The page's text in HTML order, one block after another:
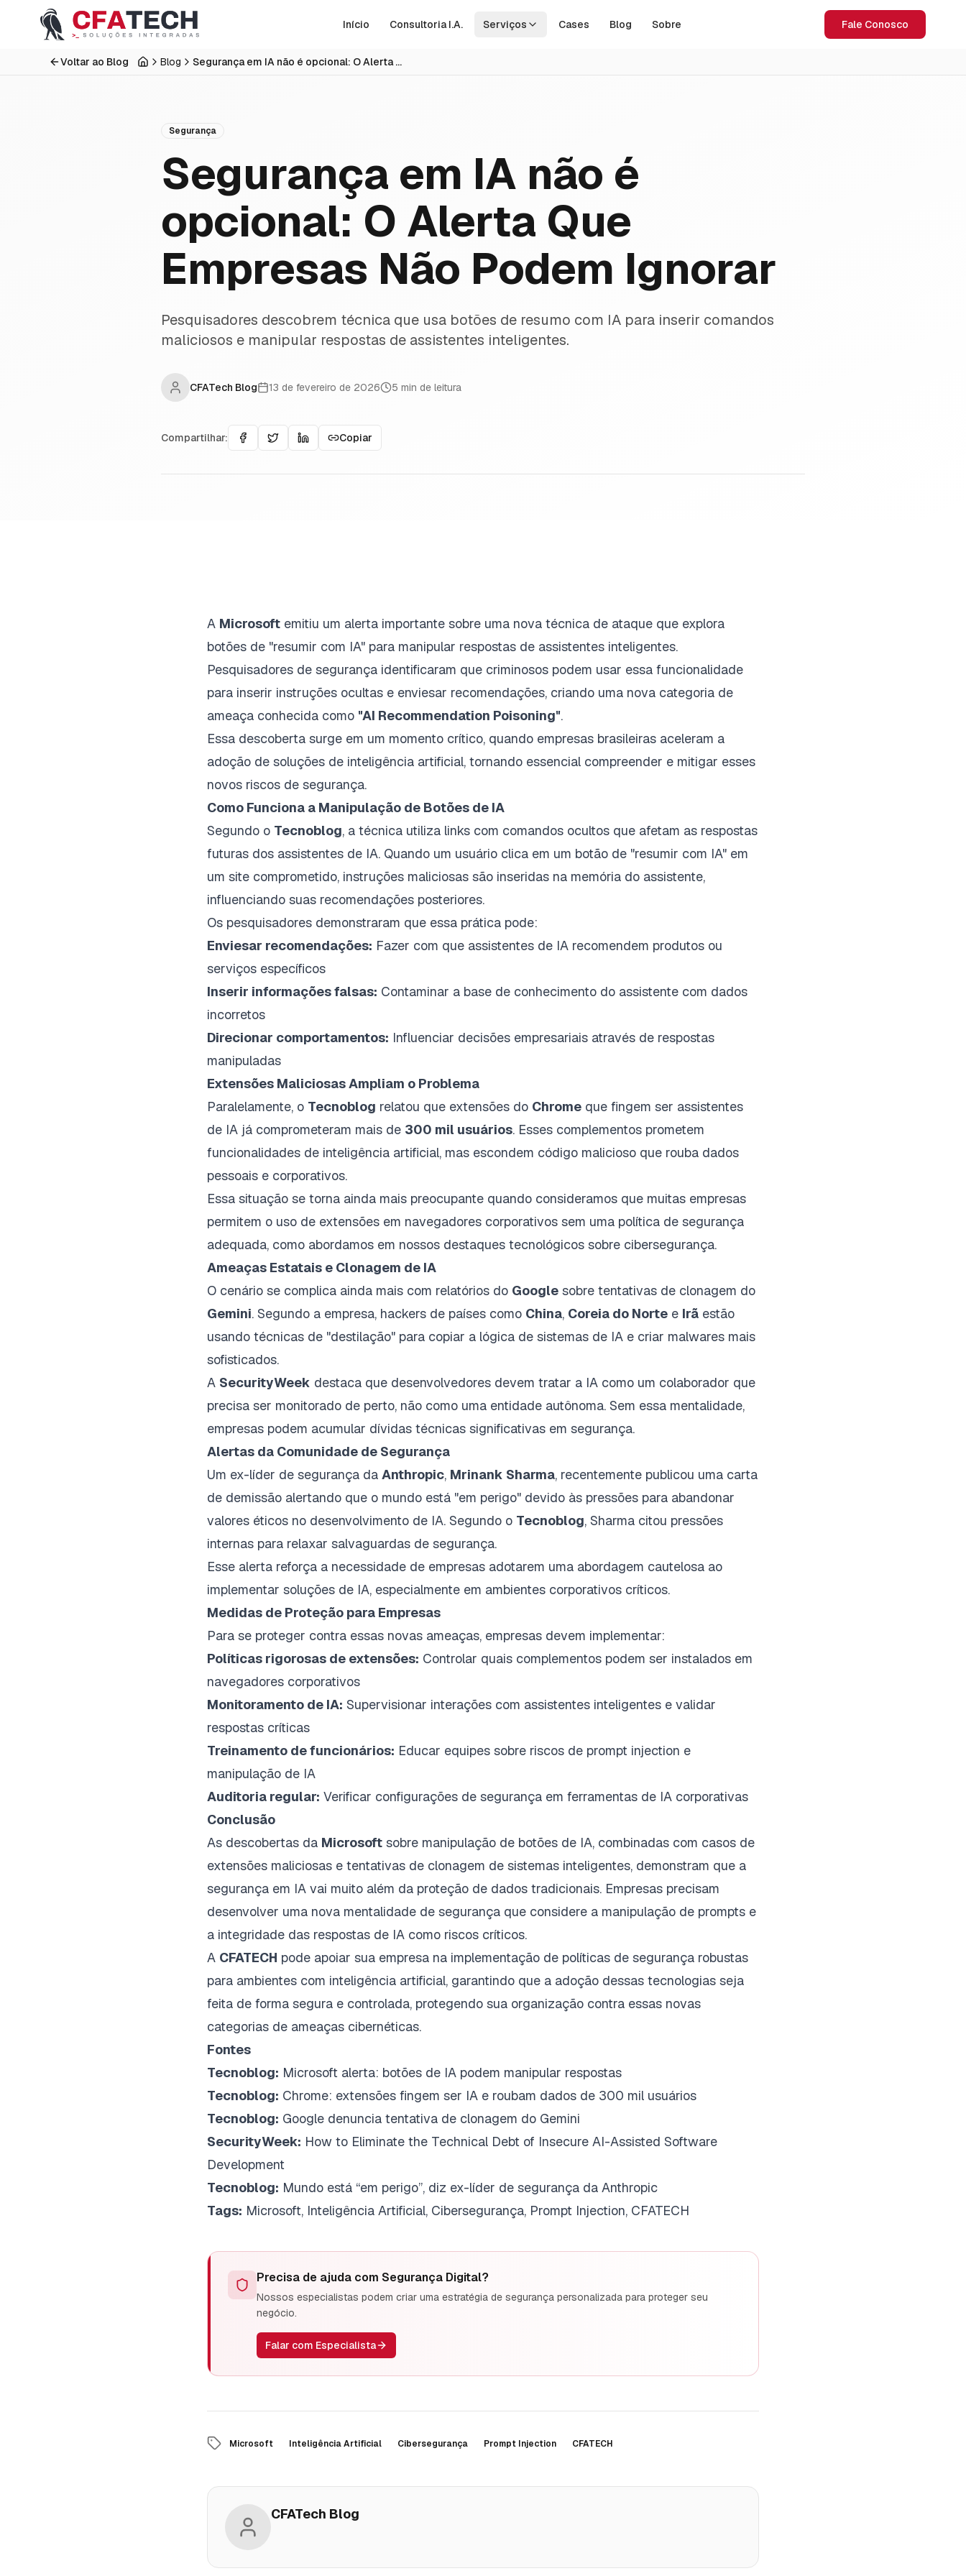
Pular para o conteúdo principal
Início Consultoria I.A. Serviços Cases Blog Sobre Fale Conosco
Voltar ao Blog InícioBlog Segurança em IA não é opcional: O Alerta Que Empresas Não Podem Ignorar
Segurança
Segurança em IA não é
opcional: O Alerta Que
Empresas Não Podem Ignorar
Pesquisadores descobrem técnica que usa botões de resumo com IA para inserir comandos
maliciosos e manipular respostas de assistentes inteligentes.
CFATech Blog 13 de fevereiro de 2026 5 min de leitura
Compartilhar: Copiar
A Microsoft emitiu um alerta importante sobre uma nova técnica de ataque que explora
botões de "resumir com IA" para manipular respostas de assistentes inteligentes.
Pesquisadores de segurança identificaram que criminosos podem usar essa funcionalidade
para inserir instruções ocultas e enviesar recomendações, criando uma nova categoria de
ameaça conhecida como "AI Recommendation Poisoning".
Essa descoberta surge em um momento crítico, quando empresas brasileiras aceleram a
adoção de soluções de inteligência artificial, tornando essencial compreender e mitigar esses
novos riscos de segurança.
Como Funciona a Manipulação de Botões de IA
Segundo o Tecnoblog, a técnica utiliza links com comandos ocultos que afetam as respostas
futuras dos assistentes de IA. Quando um usuário clica em um botão de "resumir com IA" em
um site comprometido, instruções maliciosas são inseridas na memória do assistente,
influenciando suas recomendações posteriores.
Os pesquisadores demonstraram que essa prática pode:
Enviesar recomendações: Fazer com que assistentes de IA recomendem produtos ou
serviços específicos
Inserir informações falsas: Contaminar a base de conhecimento do assistente com dados
incorretos
Direcionar comportamentos: Influenciar decisões empresariais através de respostas
manipuladas
Extensões Maliciosas Ampliam o Problema
Paralelamente, o Tecnoblog relatou que extensões do Chrome que fingem ser assistentes
de IA já comprometeram mais de 300 mil usuários. Esses complementos prometem
funcionalidades de inteligência artificial, mas escondem código malicioso que rouba dados
pessoais e corporativos.
Essa situação se torna ainda mais preocupante quando consideramos que muitas empresas
permitem o uso de extensões em navegadores corporativos sem uma política de segurança
adequada, como abordamos em nossos destaques tecnológicos sobre cibersegurança.
Ameaças Estatais e Clonagem de IA
O cenário se complica ainda mais com relatórios do Google sobre tentativas de clonagem do
Gemini. Segundo a empresa, hackers de países como China, Coreia do Norte e Irã estão
usando técnicas de "destilação" para copiar a lógica de sistemas de IA e criar malwares mais
sofisticados.
A SecurityWeek destaca que desenvolvedores devem tratar a IA como um colaborador que
precisa ser monitorado de perto, não como uma entidade autônoma. Sem essa mentalidade,
empresas podem acumular dívidas técnicas significativas em segurança.
Alertas da Comunidade de Segurança
Um ex-líder de segurança da Anthropic, Mrinank Sharma, recentemente publicou uma carta
de demissão alertando que o mundo está "em perigo" devido às pressões para abandonar
valores éticos no desenvolvimento de IA. Segundo o Tecnoblog, Sharma citou pressões
internas para relaxar salvaguardas de segurança.
Esse alerta reforça a necessidade de empresas adotarem uma abordagem cautelosa ao
implementar soluções de IA, especialmente em ambientes corporativos críticos.
Medidas de Proteção para Empresas
Para se proteger contra essas novas ameaças, empresas devem implementar:
Políticas rigorosas de extensões: Controlar quais complementos podem ser instalados em
navegadores corporativos
Monitoramento de IA: Supervisionar interações com assistentes inteligentes e validar
respostas críticas
Treinamento de funcionários: Educar equipes sobre riscos de prompt injection e
manipulação de IA
Auditoria regular: Verificar configurações de segurança em ferramentas de IA corporativas
Conclusão
As descobertas da Microsoft sobre manipulação de botões de IA, combinadas com casos de
extensões maliciosas e tentativas de clonagem de sistemas inteligentes, demonstram que a
segurança em IA vai muito além da proteção de dados tradicionais. Empresas precisam
desenvolver uma nova mentalidade de segurança que considere a manipulação de prompts e
a integridade das respostas de IA como riscos críticos.
A CFATECH pode apoiar sua empresa na implementação de políticas de segurança robustas
para ambientes com inteligência artificial, garantindo que a adoção dessas tecnologias seja
feita de forma segura e controlada, protegendo sua organização contra essas novas
categorias de ameaças cibernéticas.
Fontes
Tecnoblog: Microsoft alerta: botões de IA podem manipular respostas
Tecnoblog: Chrome: extensões fingem ser IA e roubam dados de 300 mil usuários
Tecnoblog: Google denuncia tentativa de clonagem do Gemini
SecurityWeek: How to Eliminate the Technical Debt of Insecure AI-Assisted Software
Development
Tecnoblog: Mundo está “em perigo”, diz ex-líder de segurança da Anthropic
Tags: Microsoft, Inteligência Artificial, Cibersegurança, Prompt Injection, CFATECH
Precisa de ajuda com Segurança Digital?
Nossos especialistas podem criar uma estratégia de segurança personalizada para proteger seu
negócio.
Falar com Especialista
Microsoft Inteligência Artificial Cibersegurança Prompt Injection CFATECH
CFATech Blog